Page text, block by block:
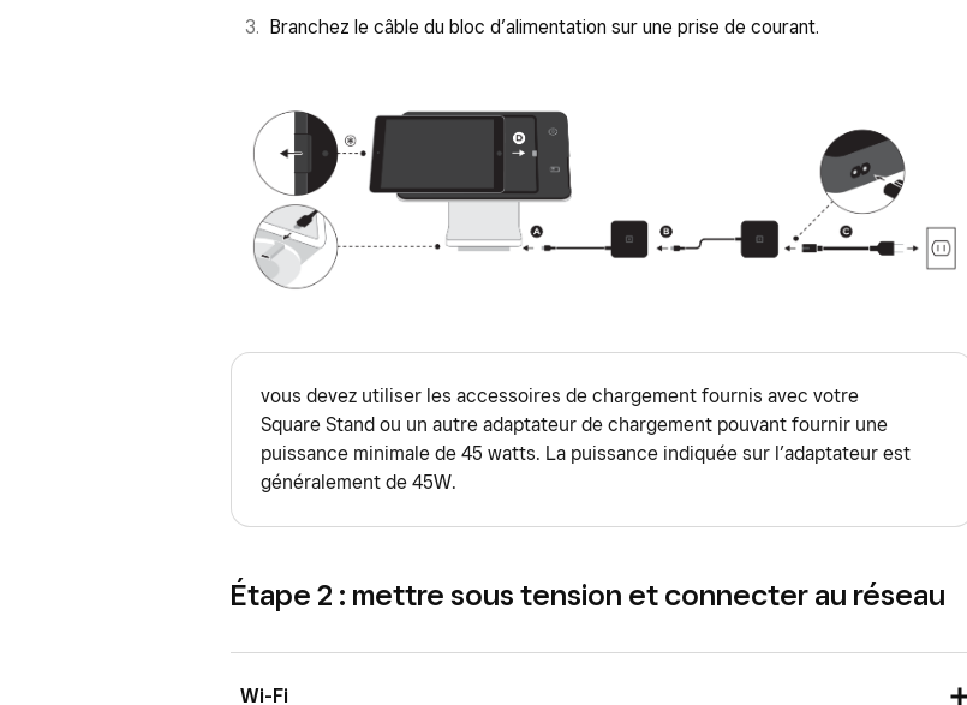
Branchez le câble du bloc d’alimentation sur une prise de courant.
vous devez utiliser les accessoires de chargement fournis avec votre
Square Stand ou un autre adaptateur de chargement pouvant fournir une
puissance minimale de 45 watts. La puissance indiquée sur l’adaptateur est
généralement de 45W.
Étape 2 : mettre sous tension et connecter au réseau
Wi-Fi